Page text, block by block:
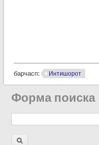
барчасп: Интишорот
Форма поиска